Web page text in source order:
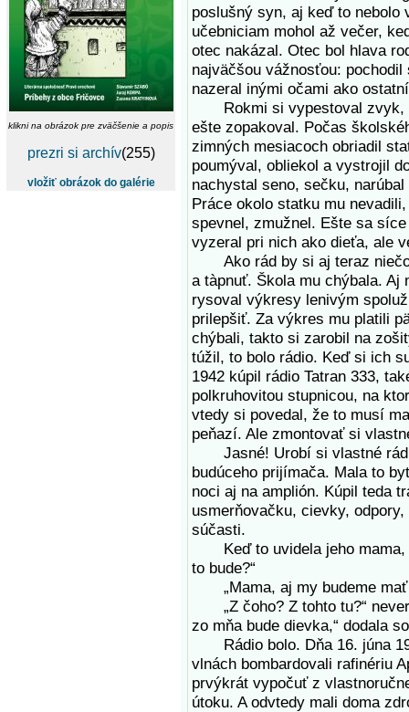
klikni na obrázok pre zväčšenie a popis
prezri si archív(255)
vložiť obrázok do galérie
poslušný syn, aj keď to nebolo
učebniciam mohol až večer,
otec nakázal. Otec bol hlava
najväčšou vážnosťou:
nazeral inými očami ako
Rokmi si vypestoval zvyk,
ešte zopakoval. Počas
zimných mesiacoch obriadil
poumýval, obliekol a vystrojil
nachystal seno, sečku,
Práce okolo statku mu
spevnel, zmužnel. Ešte sa
vyzeral pri nich ako dieťa, ale
Ako rád by si aj teraz niečo
a tàpnuť. Škola mu chýbala. Aj
rysoval výkresy lenivým
prilepšiť. Za výkres mu platili
chýbali, takto si zarobil na
túžil, to bolo rádio. Keď si ich
1942 kúpil rádio Tatran 333,
polkruhovitou stupnicou, na
vtedy si povedal, že to musí
peňazí. Ale zmontovať si
Jasné! Urobí si vlastné
budúceho prijímača. Mala to
noci aj na amplión. Kúpil teda
usmerňovačku, cievky,
súčasti.
Keď to uvidela jeho mama,
to bude?“
„Mama, aj my budeme mať
„Z čoho? Z tohto tu?“
zo mňa bude dievka,“ dodala
Rádio bolo. Dňa 16. júna
vlnách bombardovali rafinériu
prvýkrát vypočuť z
útoku. A odvtedy mali doma